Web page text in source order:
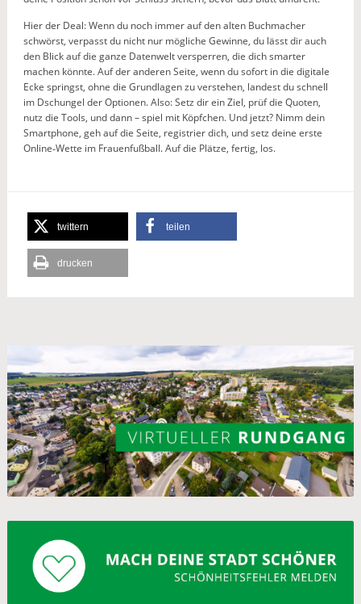
Hier der Deal: Wenn du noch immer auf den alten Buchmacher
schwörst, verpasst du nicht nur mögliche Gewinne, du lässt dir auch
den Blick auf die ganze Datenwelt versperren, die dich smarter
machen könnte. Auf der anderen Seite, wenn du sofort in die digitale
Ecke springst, ohne die Grundlagen zu verstehen, landest du schnell
im Dschungel der Optionen. Also: Setz dir ein Ziel, prüf die Quoten,
nutz die Tools, und dann – spiel mit Köpfchen. Und jetzt? Nimm dein
Smartphone, geh auf die Seite, registrier dich, und setz deine erste
Online‑Wette im Frauenfußball. Auf die Plätze, fertig, los.
twittern teilen
drucken